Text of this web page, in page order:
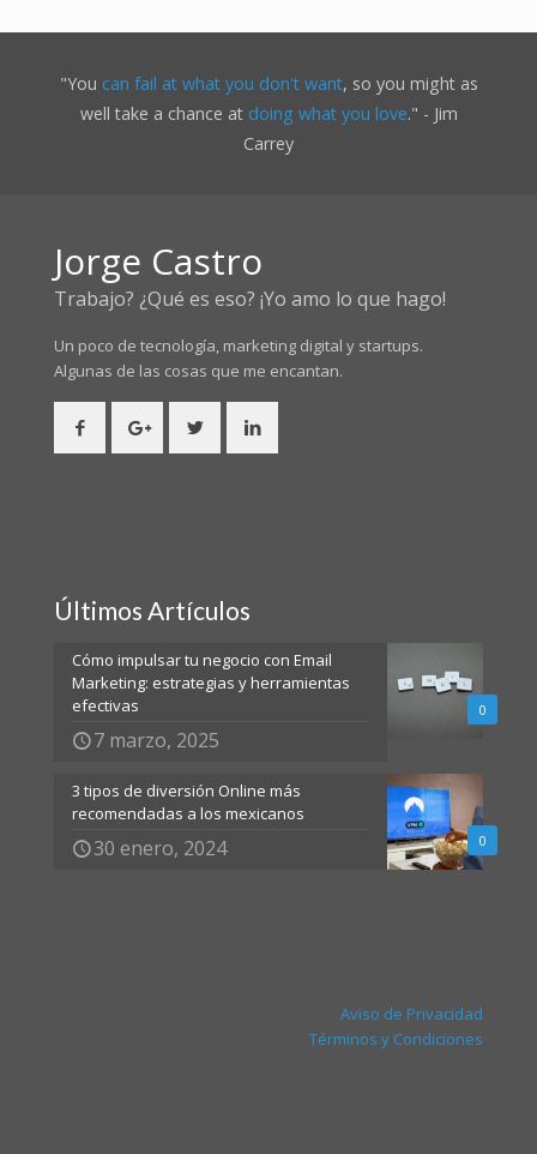
"You can fail at what you don't want, so you might as
well take a chance at doing what you love." - Jim
Carrey
Jorge Castro
Trabajo? ¿Qué es eso? ¡Yo amo lo que hago!
Un poco de tecnología, marketing digital y startups.
Algunas de las cosas que me encantan.
Últimos Artículos
0
Cómo impulsar tu negocio con Email
Marketing: estrategias y herramientas
efectivas
7 marzo, 2025
0
3 tipos de diversión Online más
recomendadas a los mexicanos
30 enero, 2024
Aviso de Privacidad
Términos y Condiciones